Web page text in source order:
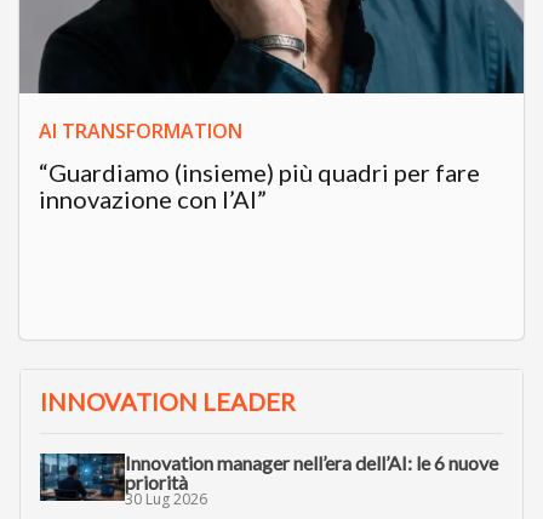
AI TRANSFORMATION
“Guardiamo (insieme) più quadri per fare
innovazione con l’AI”
INNOVATION LEADER
Innovation manager nell’era dell’AI: le 6 nuove
priorità
30 Lug 2026